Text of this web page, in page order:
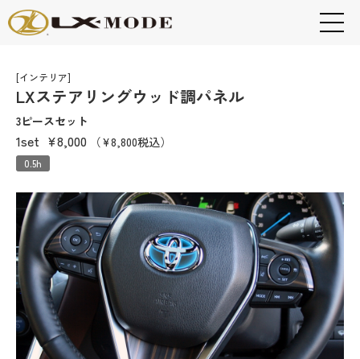
[インテリア]
LXステアリングウッド調パネル
3ピースセット
1set ¥8,000 （¥8,800税込）
0.5h